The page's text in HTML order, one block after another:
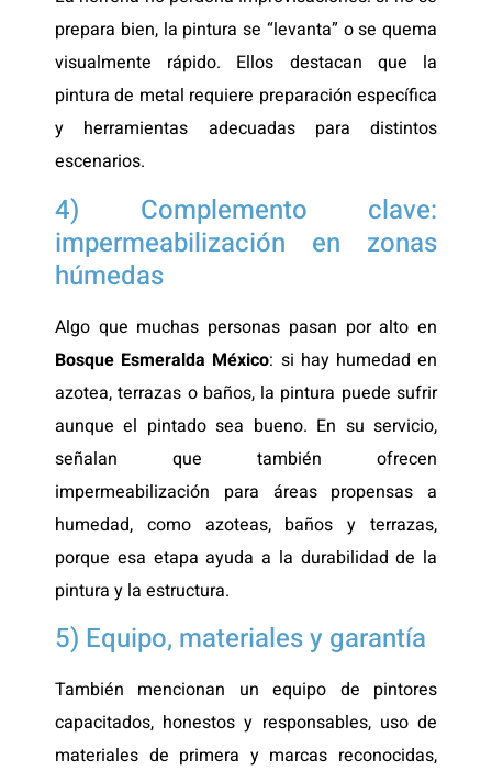
prepara bien, la pintura se “levanta” o se quema
visualmente rápido. Ellos destacan que la
pintura de metal requiere preparación específica
y herramientas adecuadas para distintos
escenarios.
4) Complemento clave:
impermeabilización en zonas
húmedas
Algo que muchas personas pasan por alto en
Bosque Esmeralda México: si hay humedad en
azotea, terrazas o baños, la pintura puede sufrir
aunque el pintado sea bueno. En su servicio,
señalan que también ofrecen
impermeabilización para áreas propensas a
humedad, como azoteas, baños y terrazas,
porque esa etapa ayuda a la durabilidad de la
pintura y la estructura.
5) Equipo, materiales y garantía
También mencionan un equipo de pintores
capacitados, honestos y responsables, uso de
materiales de primera y marcas reconocidas,